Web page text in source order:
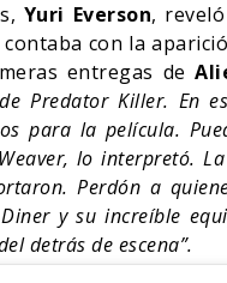
Yuri Everson,
con la
entregas de
Predator Killer. En
para la película.
lo interpretó.
Perdón a
y su increíble
detrás de escena”.
DESTIN DANIEL
SOBRE LA
DE WONDER MAN
TV